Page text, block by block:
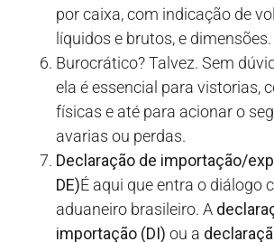
por caixa, com indicação de
líquidos e brutos, e dimensões.
Burocrático? Talvez. Sem
ela é essencial para vistorias,
físicas e até para acionar o
avarias ou perdas.
Declaração de importação/
DE)É aqui que entra o diálogo
aduaneiro brasileiro. A
importação (DI) ou a